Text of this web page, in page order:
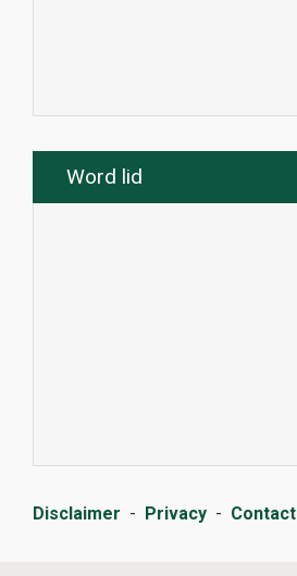
Word lid
Disclaimer - Privacy - Contact